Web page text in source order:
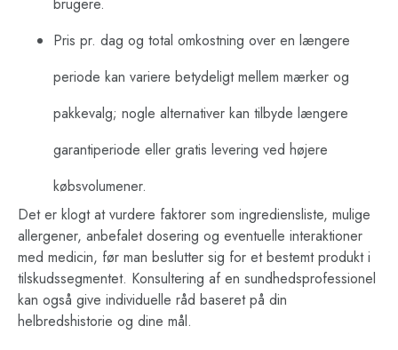
Pris pr. dag og total omkostning over en længere
periode kan variere betydeligt mellem mærker og
pakkevalg; nogle alternativer kan tilbyde længere
garantiperiode eller gratis levering ved højere
købsvolumener.
Det er klogt at vurdere faktorer som ingrediensliste, mulige
allergener, anbefalet dosering og eventuelle interaktioner
med medicin, før man beslutter sig for et bestemt produkt i
tilskudssegmentet. Konsultering af en sundhedsprofessionel
kan også give individuelle råd baseret på din
helbredshistorie og dine mål.